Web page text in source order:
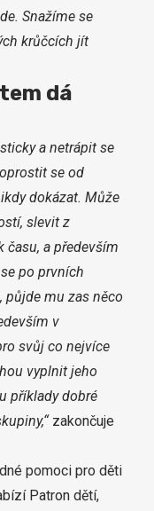
Snažíme se
krůčcích jít
dá
a netrápit se
se od
dokázat. Může
slevit z
času, a především
po prvních
půjde mu zas něco
v
svůj co nejvíce
vyplnit jeho
příklady dobré
zakončuje
pomoci pro děti
Patron dětí,